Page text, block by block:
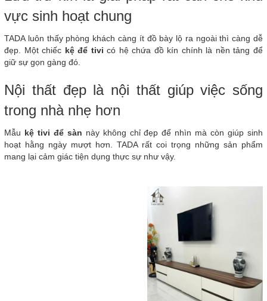
vực sinh hoạt chung
TADA luôn thấy phòng khách càng ít đồ bày lộ ra ngoài thì càng dễ
đẹp. Một chiếc kệ để tivi có hệ chứa đồ kín chính là nền tảng để
giữ sự gọn gàng đó.
Nội thất đẹp là nội thất giúp việc sống
trong nhà nhẹ hơn
Mẫu kệ tivi để sàn này không chỉ đẹp để nhìn mà còn giúp sinh
hoạt hằng ngày mượt hơn. TADA rất coi trọng những sản phẩm
mang lại cảm giác tiện dụng thực sự như vậy.